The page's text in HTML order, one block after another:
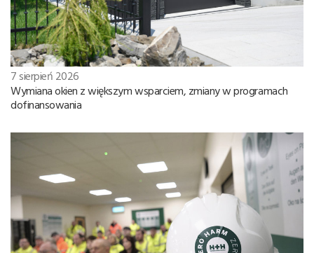
7 sierpień 2026
Wymiana okien z większym wsparciem, zmiany w programach
dofinansowania